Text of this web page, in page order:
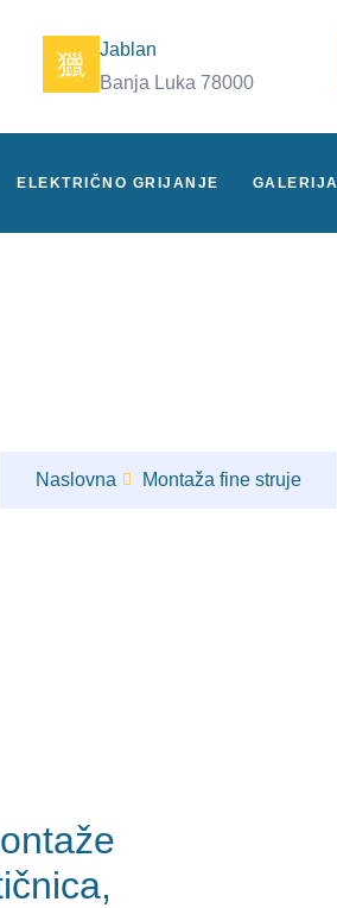
Jablan
Banja Luka 78000
ELEKTRIČNO GRIJANJE GALERIJA
Naslovna Montaža fine struje